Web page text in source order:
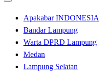
Apakabar INDONESIA
Bandar Lampung
Warta DPRD Lampung
Medan
Lampung Selatan